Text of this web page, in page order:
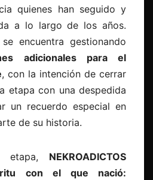
quienes han seguido y
a lo largo de los años.
encuentra gestionando
adicionales para el
, con la intención de cerrar
etapa con una despedida
un recuerdo especial en
de su historia.
etapa, NEKROADICTOS
con el que nació: